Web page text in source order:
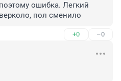
ошибка. Легкий
пол сменило
+0 –0